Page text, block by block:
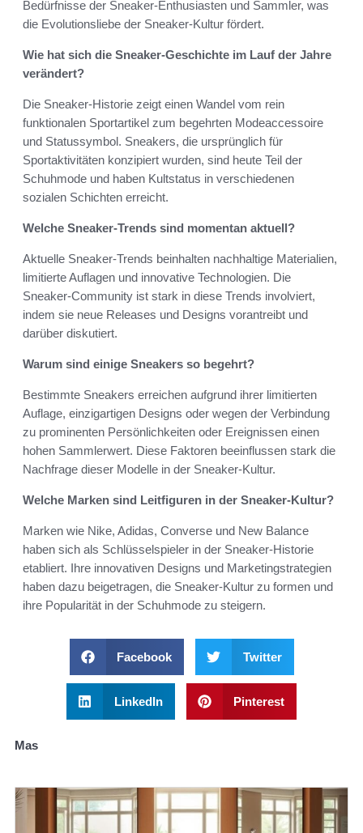
Bedürfnisse der Sneaker-Enthusiasten und Sammler, was
die Evolutionsliebe der Sneaker-Kultur fördert.
Wie hat sich die Sneaker-Geschichte im Lauf der Jahre
verändert?
Die Sneaker-Historie zeigt einen Wandel vom rein
funktionalen Sportartikel zum begehrten Modeaccessoire
und Statussymbol. Sneakers, die ursprünglich für
Sportaktivitäten konzipiert wurden, sind heute Teil der
Schuhmode und haben Kultstatus in verschiedenen
sozialen Schichten erreicht.
Welche Sneaker-Trends sind momentan aktuell?
Aktuelle Sneaker-Trends beinhalten nachhaltige Materialien,
limitierte Auflagen und innovative Technologien. Die
Sneaker-Community ist stark in diese Trends involviert,
indem sie neue Releases und Designs vorantreibt und
darüber diskutiert.
Warum sind einige Sneakers so begehrt?
Bestimmte Sneakers erreichen aufgrund ihrer limitierten
Auflage, einzigartigen Designs oder wegen der Verbindung
zu prominenten Persönlichkeiten oder Ereignissen einen
hohen Sammlerwert. Diese Faktoren beeinflussen stark die
Nachfrage dieser Modelle in der Sneaker-Kultur.
Welche Marken sind Leitfiguren in der Sneaker-Kultur?
Marken wie Nike, Adidas, Converse und New Balance
haben sich als Schlüsselspieler in der Sneaker-Historie
etabliert. Ihre innovativen Designs und Marketingstrategien
haben dazu beigetragen, die Sneaker-Kultur zu formen und
ihre Popularität in der Schuhmode zu steigern.
Facebook Twitter
LinkedIn Pinterest
Mas